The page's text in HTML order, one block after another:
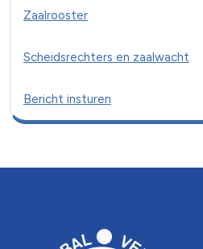
Zaalrooster
Scheidsrechters en zaalwacht
Bericht insturen